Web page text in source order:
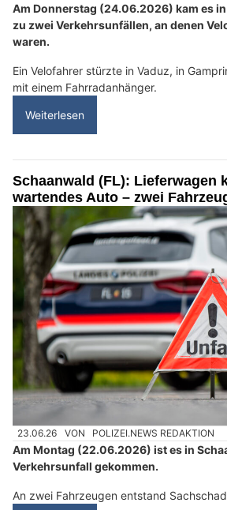
Am Donnerstag (24.06.2026) kam es
zu zwei Verkehrsunfällen, an denen
waren.
Ein Velofahrer stürzte in Vaduz, in
mit einem Fahrradanhänger.
Weiterlesen
Schaanwald (FL): Lieferwagen
wartendes Auto – zwei
23.06.26 VON POLIZEI.NEWS REDAKTION
Am Montag (22.06.2026) ist es in
Verkehrsunfall gekommen.
An zwei Fahrzeugen entstand